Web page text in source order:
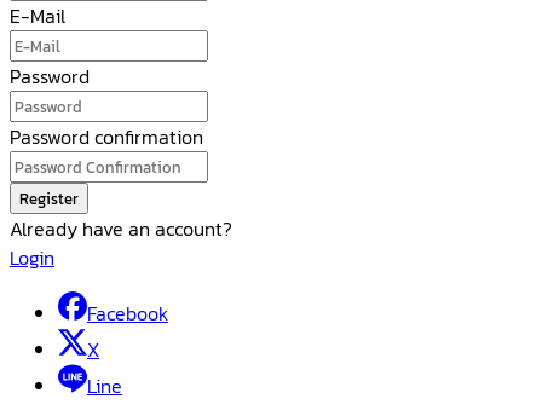
E-Mail
Password
Password confirmation
Register
Already have an account?
Login
Facebook
X
Line